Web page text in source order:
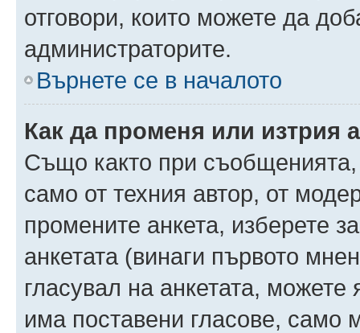
отговори, които можете да
администраторите.
Върнете се в началото
Как да променя или изтрия
Също както при съобщенията,
само от техния автор, от
промените анкета, изберете
анкетата (винаги първото
гласувал на анкетата,
има поставени гласове, само